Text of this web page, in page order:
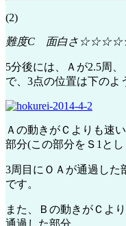
(2)
難度C 面白さ
5分後には、Ａが2.5周
で、3点の位置は下のよ
Ａの動きがＣよりも速
部分(この部分を Ｓ1 とし
3周目にＯＡが通過した
です。
また、Ｂの動きがＣよ
通過した部分